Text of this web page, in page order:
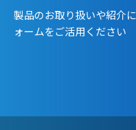
製品のお取り扱いや紹介
ォームをご活用ください